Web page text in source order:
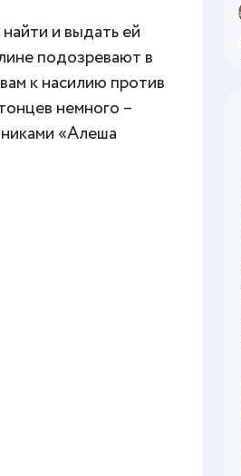
и выдать ей
подозревают в
к насилию против
немного –
«Алеша